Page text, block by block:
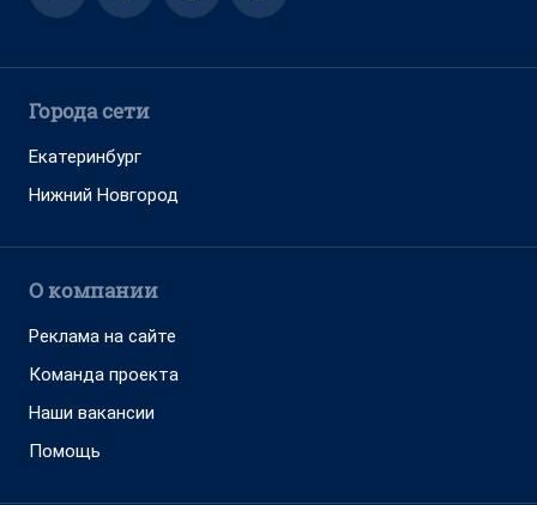
Города сети
Екатеринбург
Нижний Новгород
О компании
Реклама на сайте
Команда проекта
Наши вакансии
Помощь